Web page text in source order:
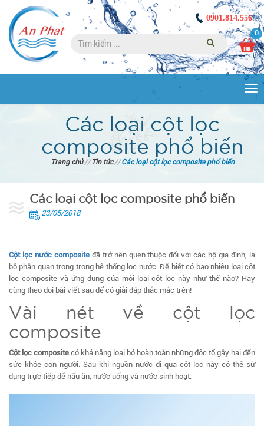
0901.814.556
0
Các loại cột lọc
composite phổ biến
Trang chủ//Tin tức//Các loại cột lọc composite phổ biến
Các loại cột lọc composite phổ biến
23/05/2018
Cột lọc nước compositeđã trở nên quen thuộc đối với các hộ gia đình, là
bộ phận quan trọng trong hệ thống lọc nước. Để biết có bao nhiêu loại cột
lọc composite và ứng dụng của mỗi loại cột lọc này như thế nào? Hãy
cùng theo dõi bài viết sau để có giải đáp thắc mắc trên!
Vài nét về cột lọc
composite
Cột lọc composite có khả năng loại bỏ hoàn toàn những độc tố gây hại đến
sức khỏe con người. Sau khi nguồn nước đi qua cột lọc này có thể sử
dụng trực tiếp để nấu ăn, nước uống và nước sinh hoạt.